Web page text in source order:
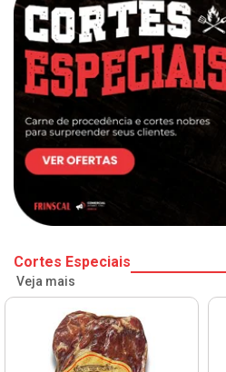
Cortes Especiais
Veja mais